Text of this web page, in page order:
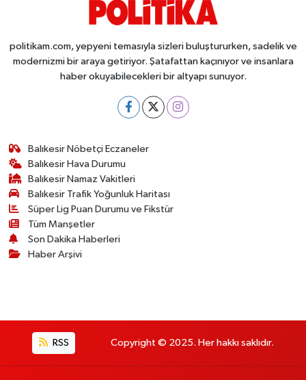
politikam.com, yepyeni temasıyla sizleri buluştururken, sadelik ve
modernizmi bir araya getiriyor. Şatafattan kaçınıyor ve insanlara
haber okuyabilecekleri bir altyapı sunuyor.
Balıkesir Nöbetçi Eczaneler
Balıkesir Hava Durumu
Balıkesir Namaz Vakitleri
Balıkesir Trafik Yoğunluk Haritası
Süper Lig Puan Durumu ve Fikstür
Tüm Manşetler
Son Dakika Haberleri
Haber Arşivi
RSS Copyright © 2025. Her hakkı saklıdır.